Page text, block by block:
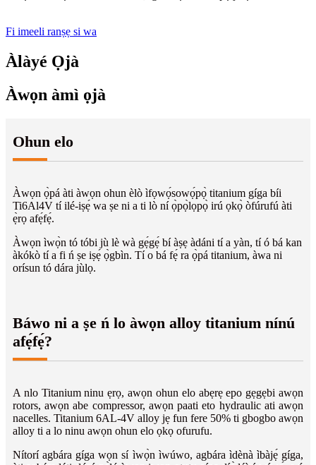
Fi imeeli ranṣẹ si wa
Àlàyé Ọjà
Àwọn àmì ọjà
Ohun elo
Àwọn ọ̀pá àti àwọn ohun èlò ìfọwọ́sowọ́pọ̀ titanium gíga bíi
Ti6Al4V tí ilé-iṣẹ́ wa ṣe ni a ti lò ní ọ̀pọ̀lọpọ̀ irú ọkọ̀ òfúrufú àti
ẹ̀rọ afẹ́fẹ́.
Àwọn ìwọ̀n tó tóbi jù lè wà gẹ́gẹ́ bí àṣẹ àdáni tí a yàn, tí ó bá kan
àkókò tí a fi ń ṣe iṣẹ́ ọ̀gbìn. Tí o bá fẹ́ ra ọ̀pá titanium, àwa ni
orísun tó dára jùlọ.
Báwo ni a ṣe ń lo àwọn alloy titanium nínú
afẹ́fẹ́?
A nlo Titanium ninu ẹrọ, awọn ohun elo abẹrẹ epo gẹgẹbi awọn
rotors, awọn abe compressor, awọn paati eto hydraulic ati awọn
nacelles. Titanium 6AL-4V alloy jẹ fun fere 50% ti gbogbo awọn
alloy ti a lo ninu awọn ohun elo ọkọ ofurufu.
Nítorí agbára gíga wọn sí ìwọ̀n ìwúwo, agbára ìdènà ìbàjẹ́ gíga,